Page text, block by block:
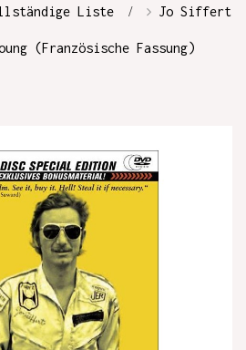
Liste Jo Siffert
(Französische Fassung)